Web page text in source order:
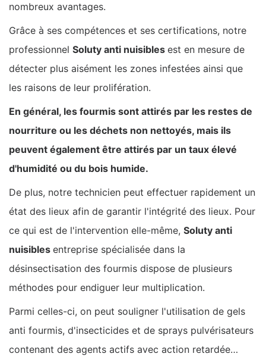
nombreux avantages.
Grâce à ses compétences et ses certifications, notre
professionnel Soluty anti nuisibles est en mesure de
détecter plus aisément les zones infestées ainsi que
les raisons de leur prolifération.
En général, les fourmis sont attirés par les restes de
nourriture ou les déchets non nettoyés, mais ils
peuvent également être attirés par un taux élevé
d'humidité ou du bois humide.
De plus, notre technicien peut effectuer rapidement un
état des lieux afin de garantir l'intégrité des lieux. Pour
ce qui est de l'intervention elle-même, Soluty anti
nuisibles entreprise spécialisée dans la
désinsectisation des fourmis dispose de plusieurs
méthodes pour endiguer leur multiplication.
Parmi celles-ci, on peut souligner l'utilisation de gels
anti fourmis, d'insecticides et de sprays pulvérisateurs
contenant des agents actifs avec action retardée…